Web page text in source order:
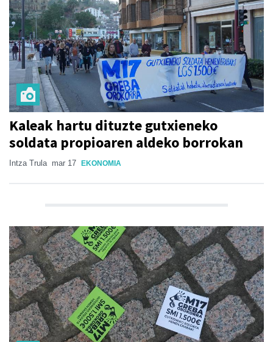
Kaleak hartu dituzte gutxieneko
soldata propioaren aldeko borrokan
Intza Trula mar 17 EKONOMIA